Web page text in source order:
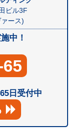
ビル3F
ース)
中！
日受付中